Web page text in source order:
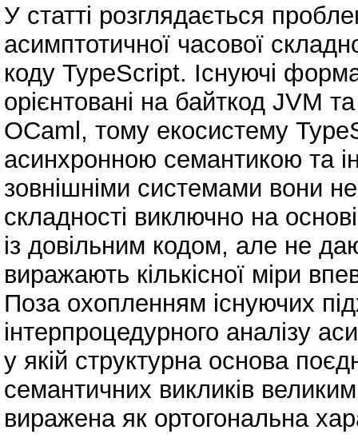
У статті розглядається
асимптотичної часової
коду TypeScript. Існуючі
орієнтовані на байткод JVM
OCaml, тому екосистему
асинхронною семантикою та
зовнішніми системами вони
складності виключно на
із довільним кодом, але не
виражають кількісної міри
Поза охопленням існуючих
інтерпроцедурного аналізу
у якій структурна основа
семантичних викликів
виражена як ортогональна